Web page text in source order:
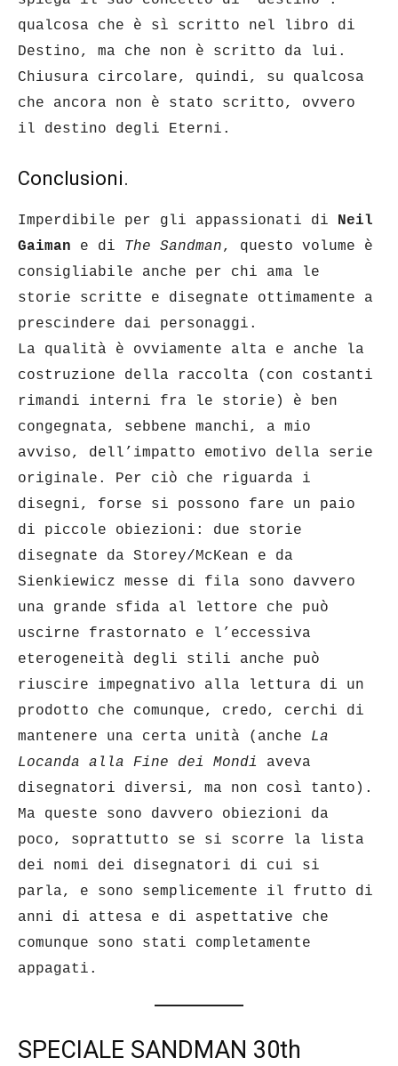
qualcosa che è sì scritto nel libro di
Destino, ma che non è scritto da lui.
Chiusura circolare, quindi, su qualcosa
che ancora non è stato scritto, ovvero
il destino degli Eterni.
Conclusioni.
Imperdibile per gli appassionati di Neil
Gaiman e di The Sandman, questo volume è
consigliabile anche per chi ama le
storie scritte e disegnate ottimamente a
prescindere dai personaggi.
La qualità è ovviamente alta e anche la
costruzione della raccolta (con costanti
rimandi interni fra le storie) è ben
congegnata, sebbene manchi, a mio
avviso, dell’impatto emotivo della serie
originale. Per ciò che riguarda i
disegni, forse si possono fare un paio
di piccole obiezioni: due storie
disegnate da Storey/McKean e da
Sienkiewicz messe di fila sono davvero
una grande sfida al lettore che può
uscirne frastornato e l’eccessiva
eterogeneità degli stili anche può
riuscire impegnativo alla lettura di un
prodotto che comunque, credo, cerchi di
mantenere una certa unità (anche La
Locanda alla Fine dei Mondi
aveva
disegnatori diversi, ma non così tanto).
Ma queste sono davvero obiezioni da
poco, soprattutto se si scorre la lista
dei nomi dei disegnatori di cui si
parla, e sono semplicemente il frutto di
anni di attesa e di aspettative che
comunque sono stati completamente
appagati.
SPECIALE SANDMAN 30th